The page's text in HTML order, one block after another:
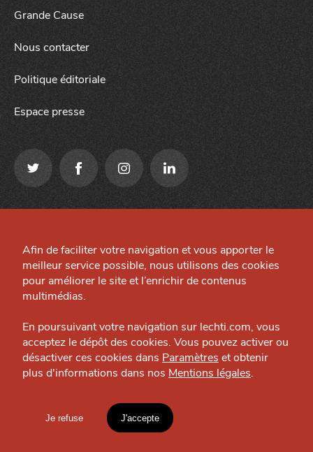
Grande Cause
Nous contacter
Politique éditoriale
Espace presse
HTITE
C
A
N
Grande Cause
Nous contacter
Politique éditoriale
Espace presse
Préférences cookies
Site créé par
Afin de faciliter votre navigation et vous apporter le
meilleur service possible, nous utilisons des cookies
pour améliorer le site et l’enrichir de contenus
multimédias.
En poursuivant votre navigation sur lechti.com, vous
acceptez le dépôt des cookies. Vous pouvez activer ou
désactiver ces cookies dans Paramètres et obtenir
plus d'informations dans nos Mentions légales.
Je refuse J'accepte